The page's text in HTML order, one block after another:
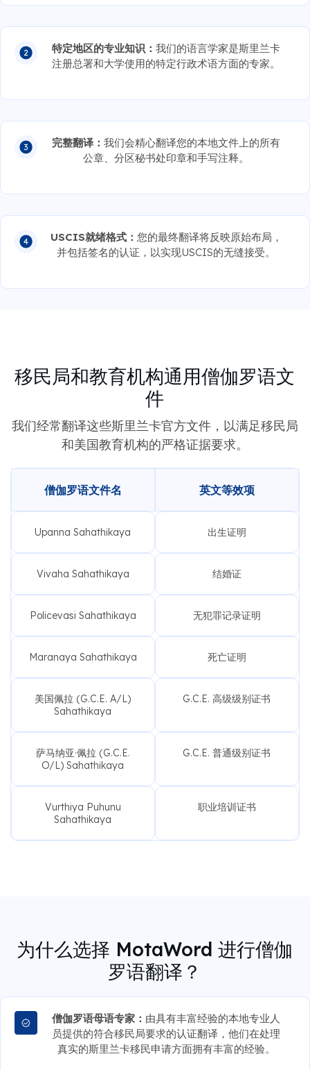
注册总署和大学使用的特定行政术语方面的专家。
公章、分区秘书处印章和手写注释。
并包括签名的认证，以实现USCIS的无缝接受。
件
我们经常翻译这些斯里兰卡官方文件，以满足移民局
和美国教育机构的严格证据要求。
僧伽罗语文件名 英文等效项
Upanna Sahathikaya 出生证明
Vivaha Sahathikaya 结婚证
Policevasi Sahathikaya 无犯罪记录证明
Maranaya Sahathikaya 死亡证明
美国佩拉 (G.C.E. A/L)
Sahathikaya
G.C.E. 高级级别证书
萨马纳亚·佩拉 (G.C.E.
O/L) Sahathikaya
G.C.E. 普通级别证书
Vurthiya Puhunu
Sahathikaya
职业培训证书
罗语翻译？
员提供的符合移民局要求的认证翻译，他们在处理
真实的斯里兰卡移民申请方面拥有丰富的经验。